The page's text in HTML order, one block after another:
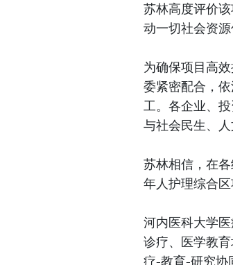
苏林高度评价
动一切社会资
为确保项目高
委紧密配合，
工。各企业、
与社会民生、人
苏林相信，在
年人护理综合
河内医科大学
诊疗、医学教
疗-教育-研究协